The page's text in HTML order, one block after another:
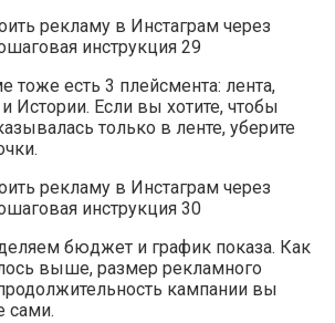
тоже есть 3 плейсмента: лента,
Истории. Если вы хотите, чтобы
только в ленте, уберите
бюджет и график показа. Как
выше, размер рекламного
кампании вы
сами.